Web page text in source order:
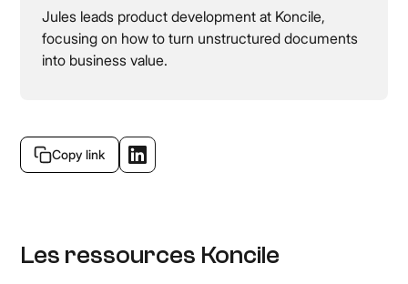
Jules leads product development at Koncile,
focusing on how to turn unstructured documents
into business value.
Copy link
Les ressources Koncile